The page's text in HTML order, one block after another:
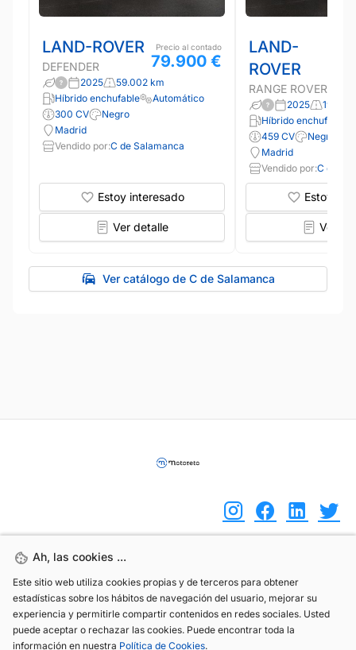
LAND-ROVER
DEFENDER
Precio al contado
79.900 €
2025
59.002 km
Híbrido enchufable
Automático
300 CV
Negro
Madrid
Vendido por:C de Salamanca
Estoy interesado
Ver detalle
LAND-
ROVER
RANGE ROVER
2025
19.903
Híbrido enchufable
459 CV
Negro
Madrid
Vendido por:C de
Estoy
Ver
Ver catálogo de C de Salamanca
Ah, las cookies ...
Este sitio web utiliza cookies propias y de terceros para obtener
estadísticas sobre los hábitos de navegación del usuario, mejorar su
experiencia y permitirle compartir contenidos en redes sociales. Usted
puede aceptar o rechazar las cookies. Puede encontrar toda la
información en nuestra Política de Cookies.
Ah, las cookies ...
Este sitio web utiliza cookies propias y de terceros para obtener
estadísticas sobre los hábitos de navegación del usuario, mejorar su
experiencia y permitirle compartir contenidos en redes sociales. Usted
puede aceptar o rechazar las cookies. Puede encontrar toda la
información en nuestra Política de Cookies.
info@motoreto.com